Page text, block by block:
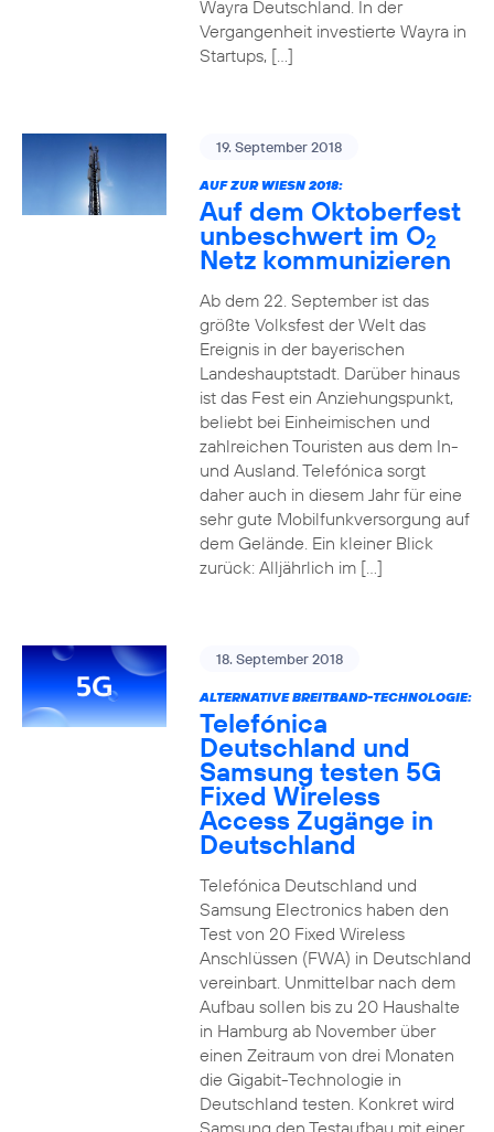
Wayra Deutschland. In der
Vergangenheit investierte Wayra in
Startups, […]
19. September 2018
AUF ZUR WIESN 2018:
Auf dem Oktoberfest
unbeschwert im O2
Netz kommunizieren
Ab dem 22. September ist das
größte Volksfest der Welt das
Ereignis in der bayerischen
Landeshauptstadt. Darüber hinaus
ist das Fest ein Anziehungspunkt,
beliebt bei Einheimischen und
zahlreichen Touristen aus dem In-
und Ausland. Telefónica sorgt
daher auch in diesem Jahr für eine
sehr gute Mobilfunkversorgung auf
dem Gelände. Ein kleiner Blick
zurück: Alljährlich im […]
18. September 2018
ALTERNATIVE BREITBAND-TECHNOLOGIE:
Telefónica
Deutschland und
Samsung testen 5G
Fixed Wireless
Access Zugänge in
Deutschland
Telefónica Deutschland und
Samsung Electronics haben den
Test von 20 Fixed Wireless
Anschlüssen (FWA) in Deutschland
vereinbart. Unmittelbar nach dem
Aufbau sollen bis zu 20 Haushalte
in Hamburg ab November über
einen Zeitraum von drei Monaten
die Gigabit-Technologie in
Deutschland testen. Konkret wird
Samsung den Testaufbau mit einer